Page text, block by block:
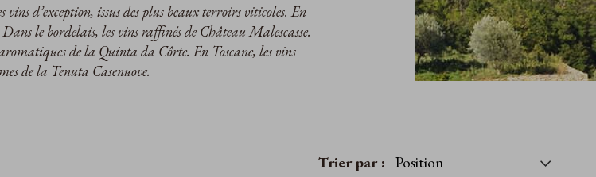
d’exception, issus des plus beaux terroirs viticoles. En
Dans le bordelais, les vins raffinés de Château Malescasse.
de la Quinta da Côrte. En Toscane, les vins
de la Tenuta Casenuove.
Trier par